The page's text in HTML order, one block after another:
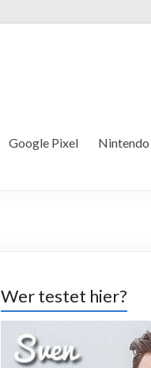
Google Pixel
Wer testet hier?